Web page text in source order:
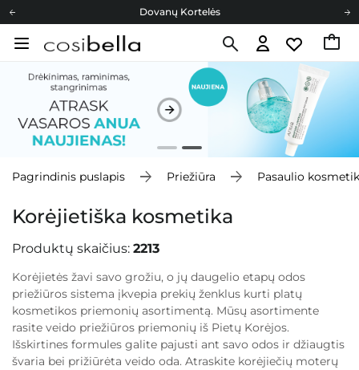
Cosibella lojalumo programa
Nemokamas pristatymas nuo 40,00 €
Cosibella lojalumo programa
Nemokamas pristatymas nuo 40,00 €
Dovanų Kortelės
Pagrindinis puslapis Priežiūra Pasaulio
Korėjietiška kosmetika
Produktų skaičius: 2213
Korėjietės žavi savo grožiu, o jų daugelio etapų odos
priežiūros sistema įkvepia prekių ženklus kurti platų
kosmetikos priemonių asortimentą. Mūsų asortimente
rasite veido priežiūros priemonių iš Pietų Korėjos.
Išskirtines formules galite pajusti ant savo odos ir džiaugtis
švaria bei prižiūrėta veido oda. Atraskite korėjiečių moterų